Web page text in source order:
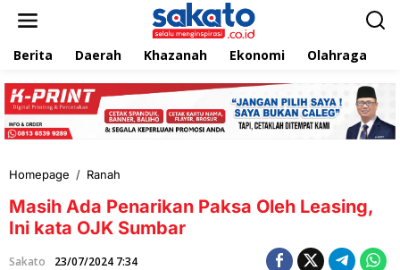
e
k
Berita Daerah Khazanah Ekonomi Olahraga
Homepage / Ranah
s
i
h
A
Masih Ada Penarikan Paksa Oleh Leasing,
Ini kata OJK Sumbar
Sakato 23/07/2024 7:34